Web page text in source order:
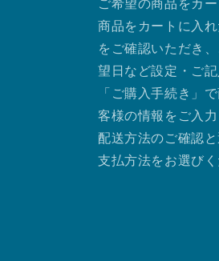
ご希望の商品をカ
商品をカートに入
をご確認いただき
望日など設定・ご記
「ご購入手続き」
客様の情報をご入力
配送方法のご確認
支払方法をお選びく